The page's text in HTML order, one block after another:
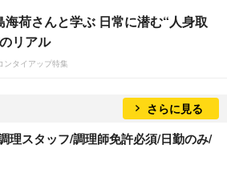
海荷さんと学ぶ 日常に潜む“人身取
リアル
ンタイアップ特集
さらに見る
理スタッフ/調理師免許必須/日勤のみ/